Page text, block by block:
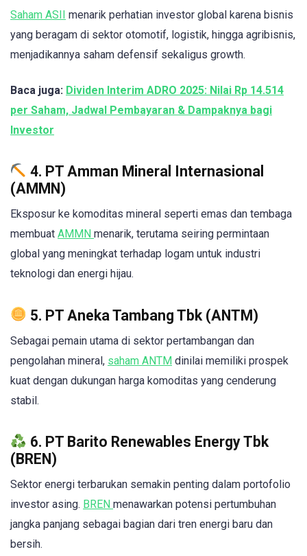
Saham ASII menarik perhatian investor global karena bisnis
yang beragam di sektor otomotif, logistik, hingga agribisnis,
menjadikannya saham defensif sekaligus growth.
Baca juga: Dividen Interim ADRO 2025: Nilai Rp 14.514
per Saham, Jadwal Pembayaran & Dampaknya bagi
Investor
4. PT Amman Mineral Internasional
(AMMN)
Eksposur ke komoditas mineral seperti emas dan tembaga
membuat AMMN menarik, terutama seiring permintaan
global yang meningkat terhadap logam untuk industri
teknologi dan energi hijau.
5. PT Aneka Tambang Tbk (ANTM)
Sebagai pemain utama di sektor pertambangan dan
pengolahan mineral, saham ANTM dinilai memiliki prospek
kuat dengan dukungan harga komoditas yang cenderung
stabil.
6. PT Barito Renewables Energy Tbk
(BREN)
Sektor energi terbarukan semakin penting dalam portofolio
investor asing. BREN menawarkan potensi pertumbuhan
jangka panjang sebagai bagian dari tren energi baru dan
bersih.